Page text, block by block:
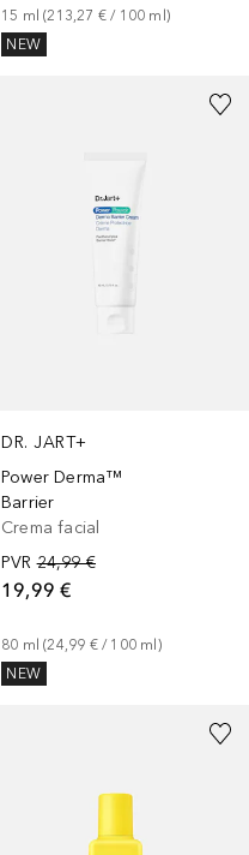
15 ml (213,27 € / 100 ml )
NEW
DR. JART+
Power Derma™
Barrier
Crema facial
PVR 24,99 €
19,99 €
80 ml (24,99 € / 100 ml )
NEW